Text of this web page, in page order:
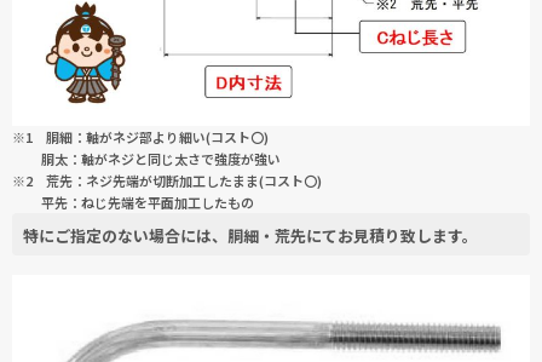
※1 胴細：軸がネジ部より細い(コスト〇)
胴太：軸がネジと同じ太さで強度が強い
※2 荒先：ネジ先端が切断加工したまま(コスト〇)
平先：ねじ先端を平面加工したもの
特にご指定のない場合には、 胴細・荒先にてお見積り致します。